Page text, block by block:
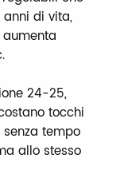
di vita,
24-25,
tocchi
tempo
allo stesso